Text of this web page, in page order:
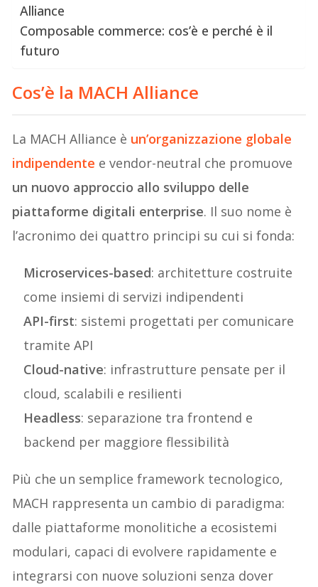
Alliance
Composable commerce: cos’è e perché è il
futuro
Cos’è la MACH Alliance
La MACH Alliance è un’organizzazione globale
indipendente e vendor-neutral che promuove
un nuovo approccio allo sviluppo delle
piattaforme digitali enterprise. Il suo nome è
l’acronimo dei quattro principi su cui si fonda:
Microservices-based: architetture costruite
come insiemi di servizi indipendenti
API-first: sistemi progettati per comunicare
tramite API
Cloud-native: infrastrutture pensate per il
cloud, scalabili e resilienti
Headless: separazione tra frontend e
backend per maggiore flessibilità
Più che un semplice framework tecnologico,
MACH rappresenta un cambio di paradigma:
dalle piattaforme monolitiche a ecosistemi
modulari, capaci di evolvere rapidamente e
integrarsi con nuove soluzioni senza dover